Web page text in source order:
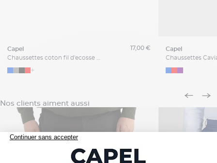
capel
17,00 €
+
capel
Nos clients aiment aussi